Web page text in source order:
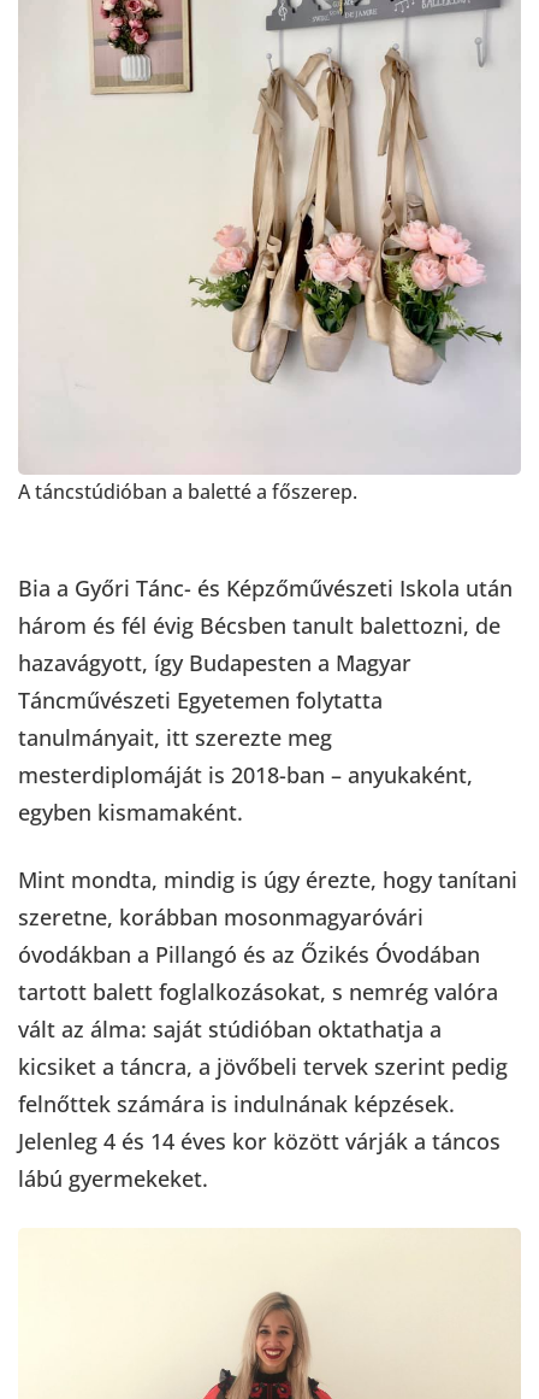
A táncstúdióban a baletté a főszerep.
Bia a Győri Tánc- és Képzőművészeti Iskola után
három és fél évig Bécsben tanult balettozni, de
hazavágyott, így Budapesten a Magyar
Táncművészeti Egyetemen folytatta
tanulmányait, itt szerezte meg
mesterdiplomáját is 2018-ban – anyukaként,
egyben kismamaként.
Mint mondta, mindig is úgy érezte, hogy tanítani
szeretne, korábban mosonmagyaróvári
óvodákban a Pillangó és az Őzikés Óvodában
tartott balett foglalkozásokat, s nemrég valóra
vált az álma: saját stúdióban oktathatja a
kicsiket a táncra, a jövőbeli tervek szerint pedig
felnőttek számára is indulnának képzések.
Jelenleg 4 és 14 éves kor között várják a táncos
lábú gyermekeket.